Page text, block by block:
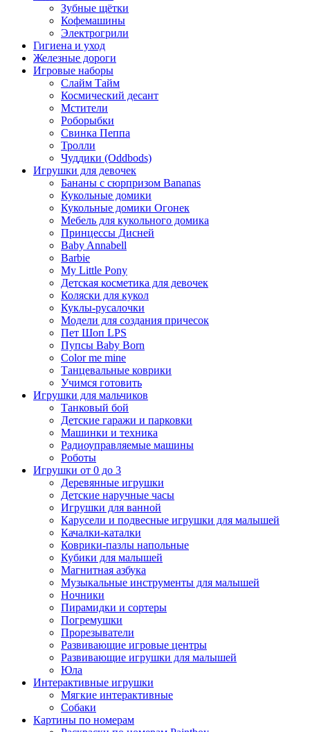
Зубные щётки
Кофемашины
Электрогрили
Гигиена и уход
Железные дороги
Игровые наборы
Слайм Тайм
Космический десант
Мстители
Роборыбки
Свинка Пеппа
Тролли
Чуддики (Oddbods)
Игрушки для девочек
Бананы с сюрпризом Bananas
Кукольные домики
Кукольные домики Огонек
Мебель для кукольного домика
Принцессы Дисней
Baby Annabell
Barbie
My Little Pony
Детская косметика для девочек
Коляски для кукол
Куклы-русалочки
Модели для создания причесок
Пет Шоп LPS
Пупсы Baby Born
Сolor me mine
Танцевальные коврики
Учимся готовить
Игрушки для мальчиков
Танковый бой
Детские гаражи и парковки
Машинки и техника
Радиоуправляемые машины
Роботы
Игрушки от 0 до 3
Деревянные игрушки
Детские наручные часы
Игрушки для ванной
Карусели и подвесные игрушки для малышей
Качалки-каталки
Коврики-пазлы напольные
Кубики для малышей
Магнитная азбука
Музыкальные инструменты для малышей
Ночники
Пирамидки и сортеры
Погремушки
Прорезыватели
Развивающие игровые центры
Развивающие игрушки для малышей
Юла
Интерактивные игрушки
Мягкие интерактивные
Собаки
Картины по номерам